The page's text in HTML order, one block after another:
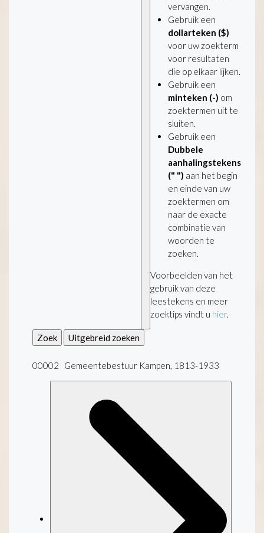
vervangen.
Gebruik een
dollarteken ($)
voor uw zoekterm
voor resultaten
die op elkaar lijken.
Gebruik een
minteken (-) om
zoektermen uit te
sluiten.
Gebruik een
Dubbele
aanhalingstekens
(" ") aan het begin
en einde van uw
zoektermen om
naar de exacte
combinatie van
woorden te
zoeken.
Voorbeelden van het
gebruik van deze
leestekens en meer
zoektips vindt u hier.
Zoek Uitgebreid zoeken
00002 Gemeentebestuur Kampen, 1813-1933